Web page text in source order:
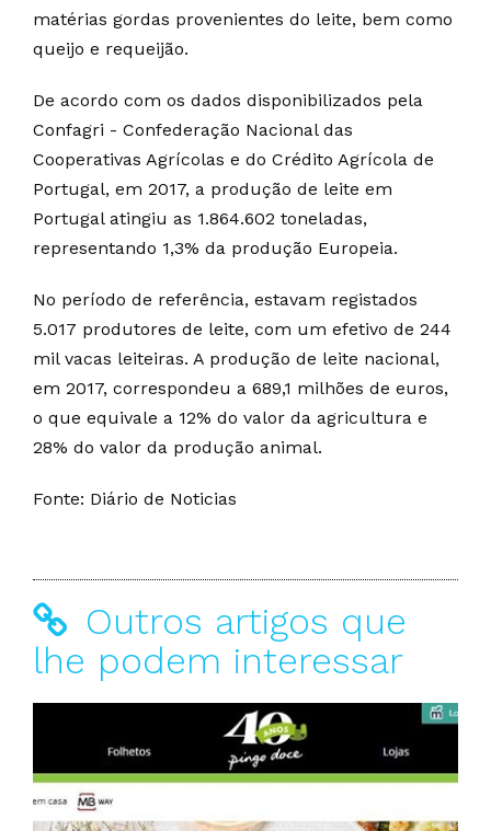
matérias gordas provenientes do leite, bem como
queijo e requeijão.
De acordo com os dados disponibilizados pela
Confagri - Confederação Nacional das
Cooperativas Agrícolas e do Crédito Agrícola de
Portugal, em 2017, a produção de leite em
Portugal atingiu as 1.864.602 toneladas,
representando 1,3% da produção Europeia.
No período de referência, estavam registados
5.017 produtores de leite, com um efetivo de 244
mil vacas leiteiras. A produção de leite nacional,
em 2017, correspondeu a 689,1 milhões de euros,
o que equivale a 12% do valor da agricultura e
28% do valor da produção animal.
Fonte: Diário de Noticias
Outros artigos que
lhe podem interessar